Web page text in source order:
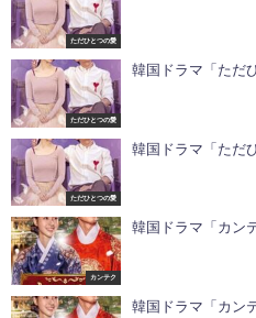
ただひとつの愛
ただひとつの愛
韓国ドラマ「ただ
ただひとつの愛
韓国ドラマ「ただ
カンテク
韓国ドラマ「カン
韓国ドラマ「カン